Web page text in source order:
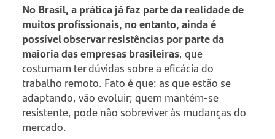
No Brasil, a prática já faz parte da realidade de
muitos profissionais, no entanto, ainda é
possível observar resistências por parte da
maioria das empresas brasileiras, que
costumam ter dúvidas sobre a eficácia do
trabalho remoto. Fato é que: as que estão se
adaptando, vão evoluir; quem mantém-se
resistente, pode não sobreviver às mudanças do
mercado.